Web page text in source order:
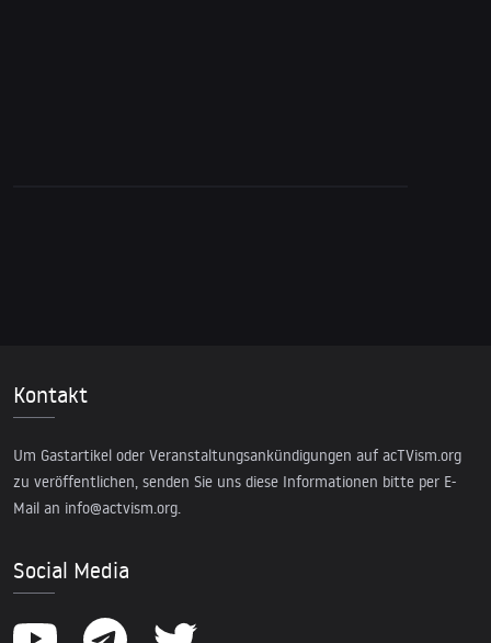
Kontakt
Um Gastartikel oder Veranstaltungsankündigungen auf acTVism.org
zu veröffentlichen, senden Sie uns diese Informationen bitte per E-
Mail an info@actvism.org.
Social Media